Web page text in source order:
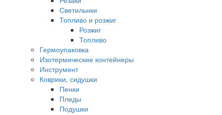
Светильнки
Топливо и розжиг
Розжиг
Топливо
Гермоупаковка
Изотермические контейнеры
Инструмент
Коврики, сидушки
Пенки
Пледы
Подушки